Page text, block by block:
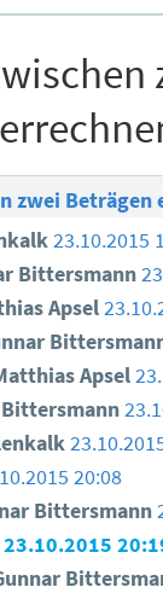
zwei Beträgen
23.10.2015
Bittersmann
Apsel
Apsel
20:08
Bittersmann
23.10.2015